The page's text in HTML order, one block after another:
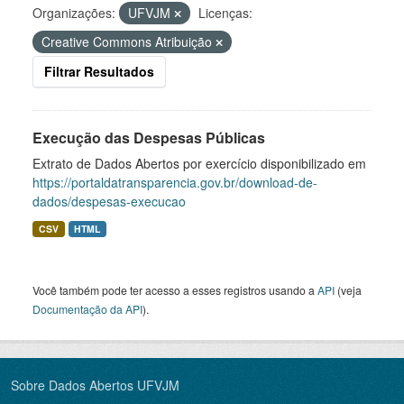
Organizações:
UFVJM
Licenças:
Creative Commons Atribuição
Filtrar Resultados
Execução das Despesas Públicas
Extrato de Dados Abertos por exercício disponibilizado em
https://portaldatransparencia.gov.br/download-de-
dados/despesas-execucao
CSV HTML
Você também pode ter acesso a esses registros usando a API (veja
Documentação da API).
Sobre Dados Abertos UFVJM